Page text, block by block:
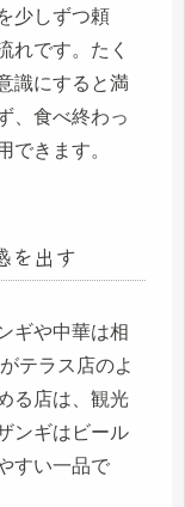
少しずつ頼
れです。たく
識にすると満
、食べ終わっ
できます。
を出す
ギや中華は相
テラス店のよ
る店は、観光
ンギはビール
すい一品で